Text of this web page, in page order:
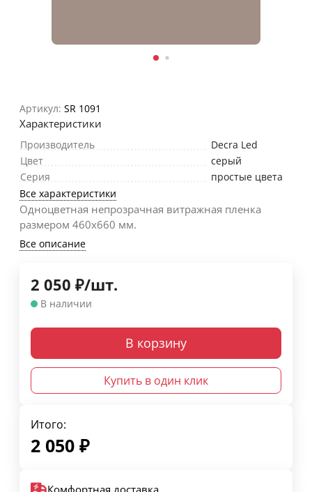
Артикул: SR 1091
Характеристики
Производитель
Decra Led
Цвет
серый
Серия
простые цвета
Все характеристики
Одноцветная непрозрачная витражная пленка
размером 460х660 мм.
Все описание
2 050 ₽/шт.
В наличии
В корзину
Купить в один клик
Итого:
2 050 ₽
Комфортная доставка